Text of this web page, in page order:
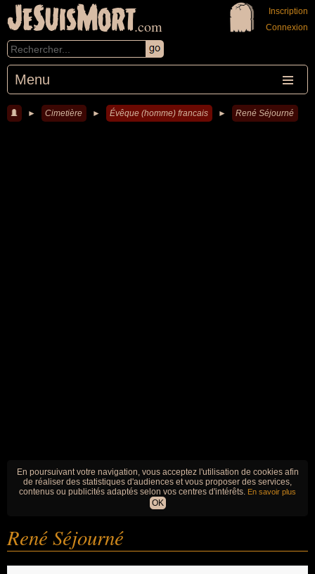
JeSuisMort.com
Menu
Inscription
Connexion
► Cimetière ► Évêque (homme) francais ► René Séjourné
En poursuivant votre navigation, vous acceptez l'utilisation de cookies afin
de réaliser des statistiques d'audiences et vous proposer des services,
contenus ou publicités adaptés selon vos centres d'intérêts. En savoir plus
OK
René Séjourné